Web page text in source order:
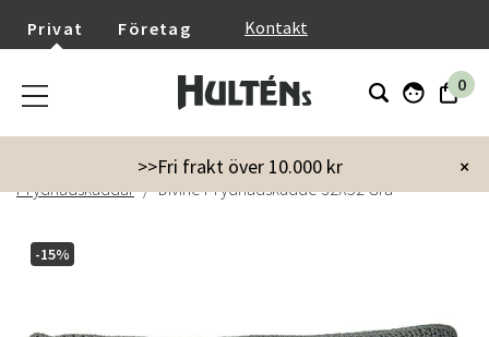
Privat Företag Kontakt
0
×
>>Fri frakt över 10.000 kr
Trädgård
Trädgårdstillbehör
Prydnadskuddar
Divine Prydnadskudde 32X52 Grå
-15%